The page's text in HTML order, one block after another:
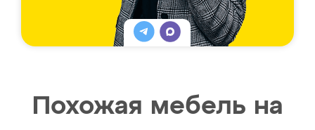
Похожая мебель на